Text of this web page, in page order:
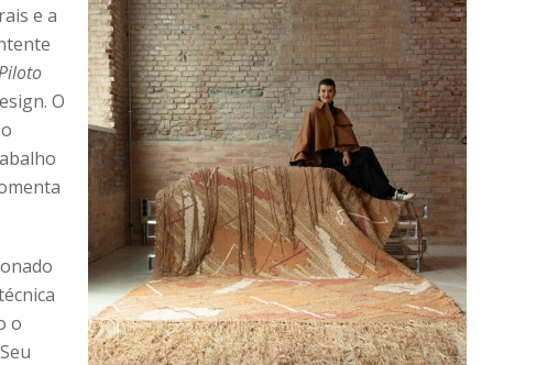
e a
O
o